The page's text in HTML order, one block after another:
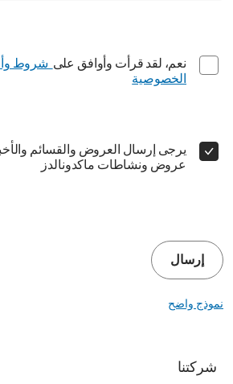
نعم، لقد قرأت وأوافق على شروط
الخصوصية
يرجى إرسال العروض والقسائم
عروض ونشاطات ماكدونالدز
إرسال
نموذج واضح
شركتنا